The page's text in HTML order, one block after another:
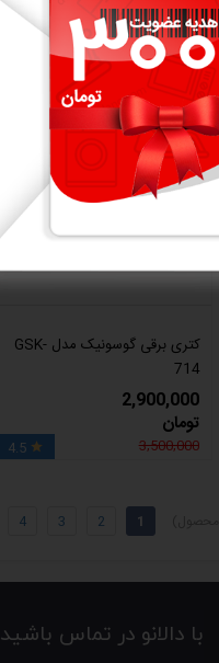
16,000,000
تومان
19,000,000
کتری برقی گوسونیک مدل GSK-
714
2,900,000
تومان
3,500,000

1
2
3
4
با دالانو در تماس باشید